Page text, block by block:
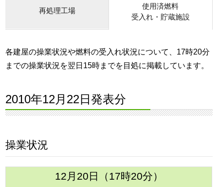
再処理工場
使用済燃料
受入れ・貯蔵施設
各建屋の操業状況や燃料の受入れ状況について、17時20分
までの操業状況を翌日15時までを目処に掲載しています。
2010年12月22日発表分
操業状況
12月20日（17時20分）